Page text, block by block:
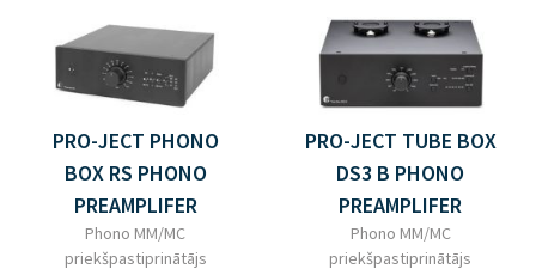
PRO-JECT PHONO
BOX RS PHONO
PREAMPLIFER
Phono MM/MC
priekšpastiprinātājs
PRO-JECT TUBE BOX
DS3 B PHONO
PREAMPLIFER
Phono MM/MC
priekšpastiprinātājs